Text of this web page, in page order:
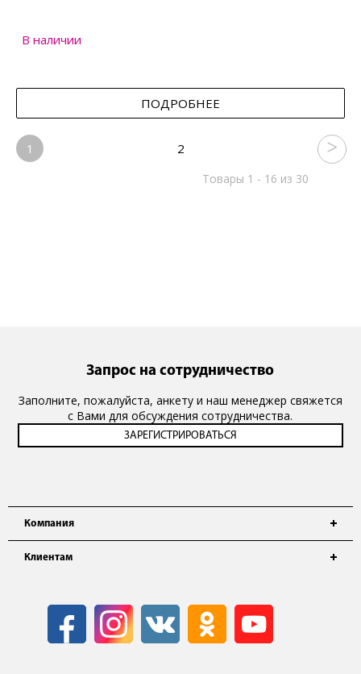
В наличии
ПОДРОБНЕЕ
1 2
Товары 1 - 16 из 30
Компания
Клиентам
Запрос на сотрудничество
Заполните, пожалуйста, анкету и наш менеджер свяжется
с Вами для обсуждения сотрудничества.